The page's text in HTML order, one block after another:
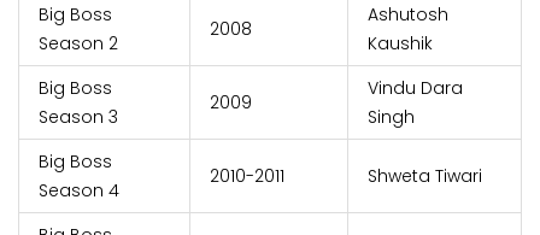
Big Boss
Season 2
2008
Ashutosh
Kaushik
Big Boss
Season 3
2009
Vindu Dara
Singh
Big Boss
Season 4
2010-2011 Shweta Tiwari